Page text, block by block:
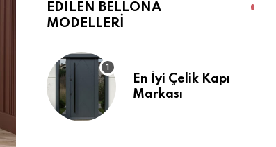
EDILEN BELLONA
MODELLERI
En İyi Çelik Kapı
Markası